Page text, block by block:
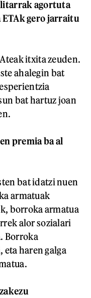
agortuta
ETAk gero jarraitu
itxita zeuden.
ahalegin bat
bat hartuz joan
premia ba al
bat idatzi nuen
armatuak
borroka armatua
alor sozialari
Borroka
haren galga